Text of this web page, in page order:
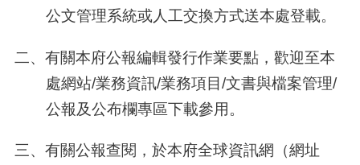
公文管理系統或人工交換方式送本處登載。
二、有關本府公報編輯發行作業要點，歡迎至本
處網站/業務資訊/業務項目/文書與檔案管理/
公報及公布欄專區下載參用。
三、有關公報查閱，於本府全球資訊網（網址